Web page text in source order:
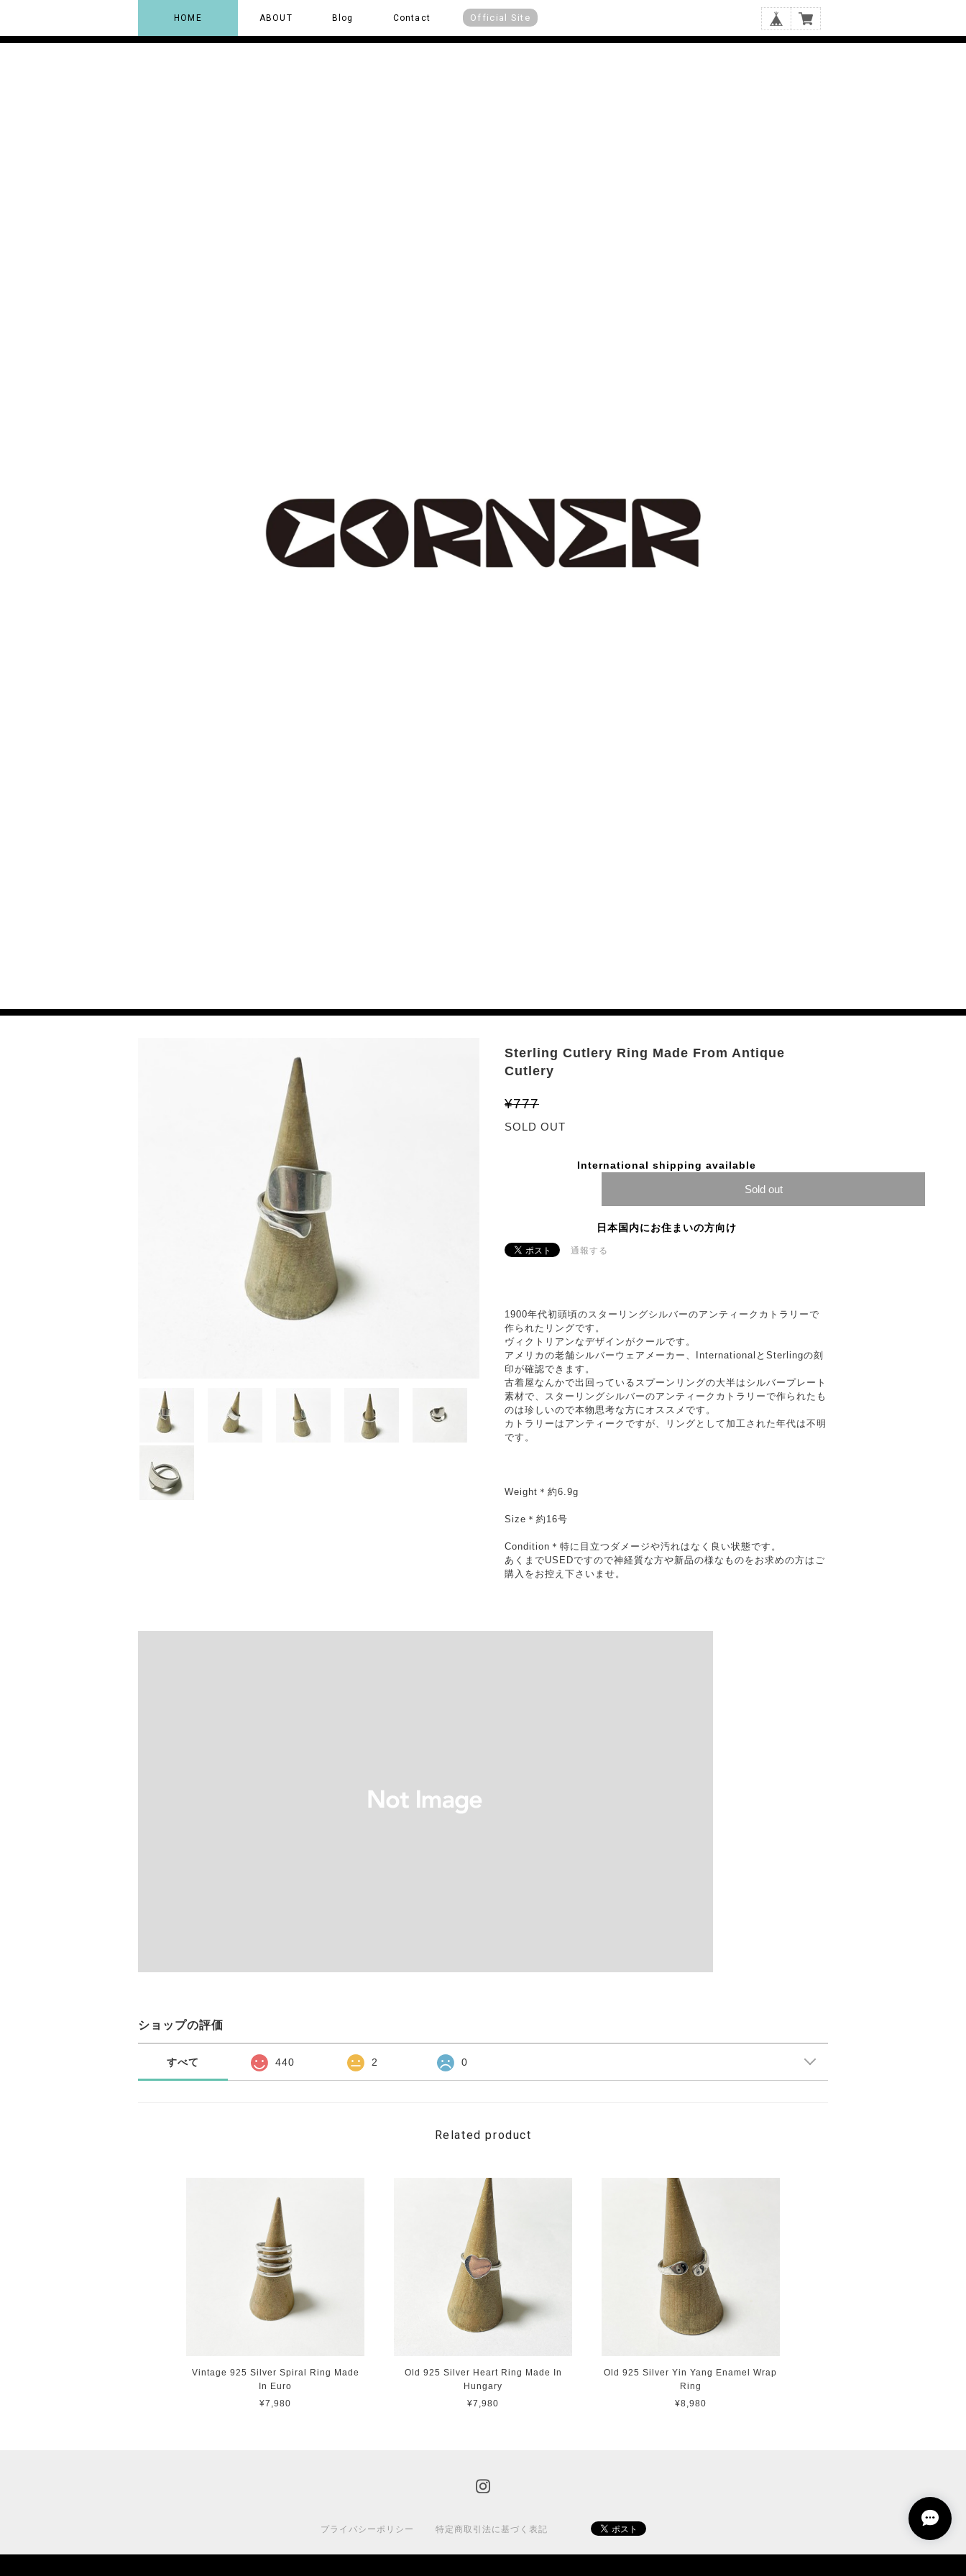
HOME ABOUT Blog Contact Official Site
Sterling Cutlery Ring Made From Antique
Cutlery
¥777
SOLD OUT
International shipping available
Sold out
日本国内にお住まいの方向け
通報する
1900年代初頭頃のスターリングシルバーのアンティークカトラリーで
作られたリングです。
ヴィクトリアンなデザインがクールです。
アメリカの老舗シルバーウェアメーカー、InternationalとSterlingの刻
印が確認できます。
古着屋なんかで出回っているスプーンリングの大半はシルバープレート
素材で、スターリングシルバーのアンティークカトラリーで作られたも
のは珍しいので本物思考な方にオススメです。
カトラリーはアンティークですが、リングとして加工された年代は不明
です。
Weight＊約6.9g
Size＊約16号
Condition＊特に目立つダメージや汚れはなく良い状態です。
あくまでUSEDですので神経質な方や新品の様なものをお求めの方はご
購入をお控え下さいませ。
ショップの評価
すべて 440 2 0
Related product
Vintage 925 Silver Spiral Ring Made
In Euro
¥7,980
Old 925 Silver Heart Ring Made In
Hungary
¥7,980
Old 925 Silver Yin Yang Enamel Wrap
Ring
¥8,980
プライバシーポリシー 特定商取引法に基づく表記